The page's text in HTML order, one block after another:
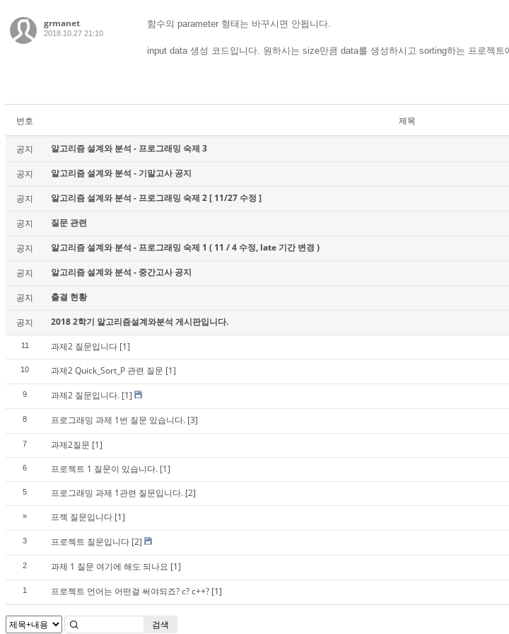
grmanet
2018.10.27 21:10
함수의 parameter 형태는 바꾸시면 안됩니다.
input data 생성 코드입니다. 원하시는 size만큼 data를 생성하시고 sorting하는 프로젝
번호 제목
공지 알고리즘 설계와 분석 - 프로그래밍 숙제 3
공지 알고리즘 설계와 분석 - 기말고사 공지
공지 알고리즘 설계와 분석 - 프로그래밍 숙제 2 [ 11/27 수정 ]
공지 질문 관련
공지 알고리즘 설계와 분석 - 프로그래밍 숙제 1 ( 11 / 4 수정, late 기간 변경 )
공지 알고리즘 설계와 분석 - 중간고사 공지
공지 출결 현황
공지 2018 2학기 알고리즘설계와분석 게시판입니다.
11 과제2 질문입니다 [1]
10 과제2 Quick_Sort_P 관련 질문 [1]
9 과제2 질문입니다. [1]
8 프로그래밍 과제 1번 질문 있습니다. [3]
7 과제2질문 [1]
6 프로젝트 1 질문이 있습니다. [1]
5 프로그래밍 과제 1관련 질문입니다. [2]
» 프젝 질문입니다 [1]
3 프로젝트 질문입니다 [2]
2 과제 1 질문 여기에 해도 되나요 [1]
1 프로젝트 언어는 어떤걸 써야되죠? c? c++? [1]
검색